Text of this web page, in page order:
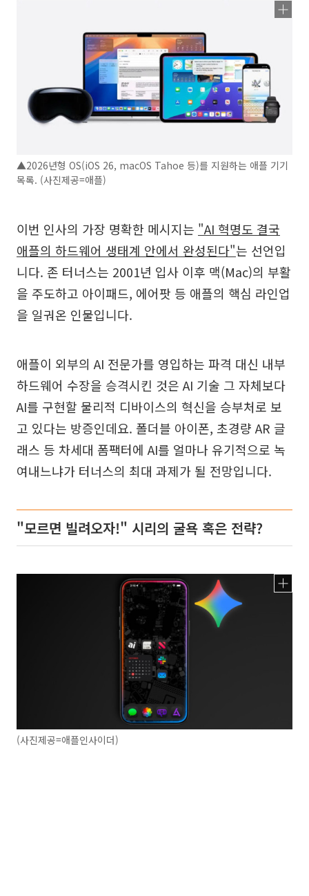
▲2026년형 OS(iOS 26, macOS Tahoe 등)를 지원하는 애플 기기
목록. (사진제공=애플)
이번 인사의 가장 명확한 메시지는 "AI 혁명도 결국
애플의 하드웨어 생태계 안에서 완성된다"는 선언입
니다. 존 터너스는 2001년 입사 이후 맥(Mac)의 부활
을 주도하고 아이패드, 에어팟 등 애플의 핵심 라인업
을 일궈온 인물입니다.
애플이 외부의 AI 전문가를 영입하는 파격 대신 내부
하드웨어 수장을 승격시킨 것은 AI 기술 그 자체보다
AI를 구현할 물리적 디바이스의 혁신을 승부처로 보
고 있다는 방증인데요. 폴더블 아이폰, 초경량 AR 글
래스 등 차세대 폼팩터에 AI를 얼마나 유기적으로 녹
여내느냐가 터너스의 최대 과제가 될 전망입니다.
"모르면 빌려오자!" 시리의 굴욕 혹은 전략?
(사진제공=애플인사이더)